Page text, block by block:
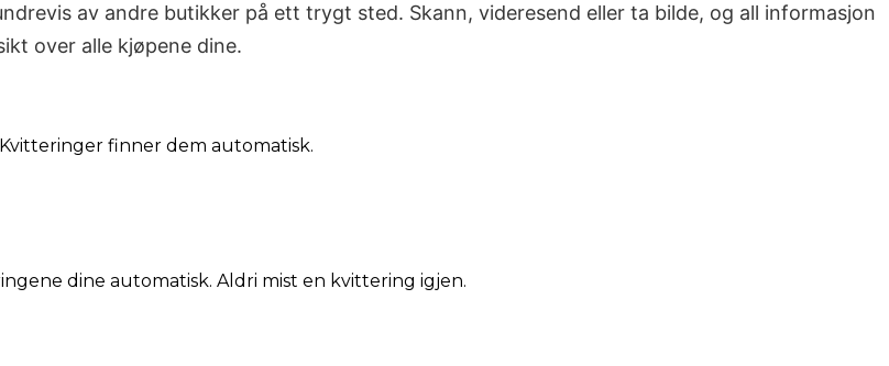
av andre butikker på ett trygt sted. Skann, videresend eller ta bilde, og all informasjon
over alle kjøpene dine.
finner dem automatisk.
dine automatisk. Aldri mist en kvittering igjen.